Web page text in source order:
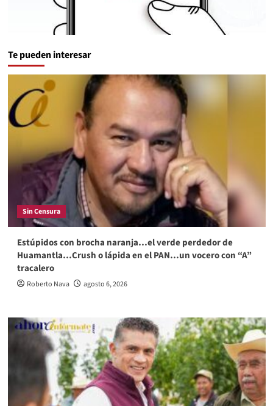
Te pueden interesar
Sin Censura
Estúpidos con brocha naranja…el verde perdedor de
Huamantla…Crush o lápida en el PAN…un vocero con “A”
tracalero
Roberto Nava agosto 6, 2026